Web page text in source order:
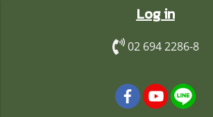
Log in
02 694 2286-8